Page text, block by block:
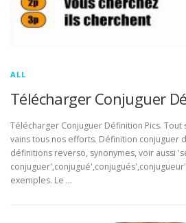
ALL
Télécharger Conjuguer
Télécharger Conjuguer Définition Pics.
vains tous nos efforts. Définition conjuguer
définitions reverso, synonymes, voir aussi
exemples. Le …